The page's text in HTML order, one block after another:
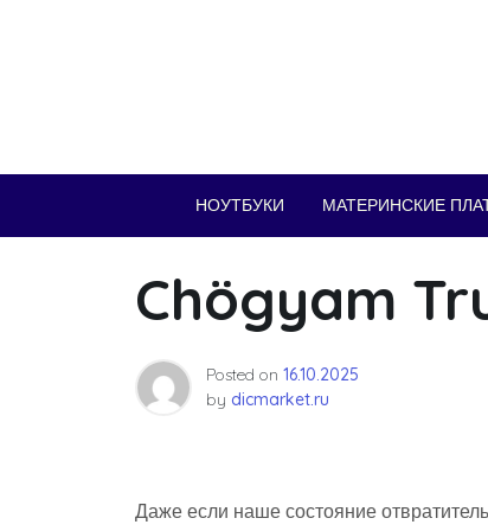
НОУТБУКИ МАТЕРИНСКИЕ
Chögyam
Posted on 16.10.2025
by dicmarket.ru
Даже если наше состояние